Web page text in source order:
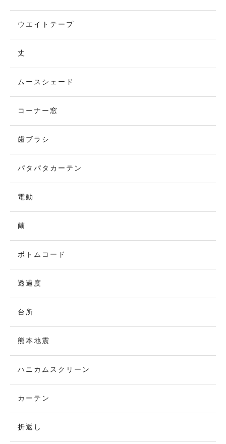
ウエイトテープ
丈
ムースシェード
コーナー窓
歯ブラシ
パタパタカーテン
電動
繭
ボトムコード
透過度
台所
熊本地震
ハニカムスクリーン
カーテン
折返し